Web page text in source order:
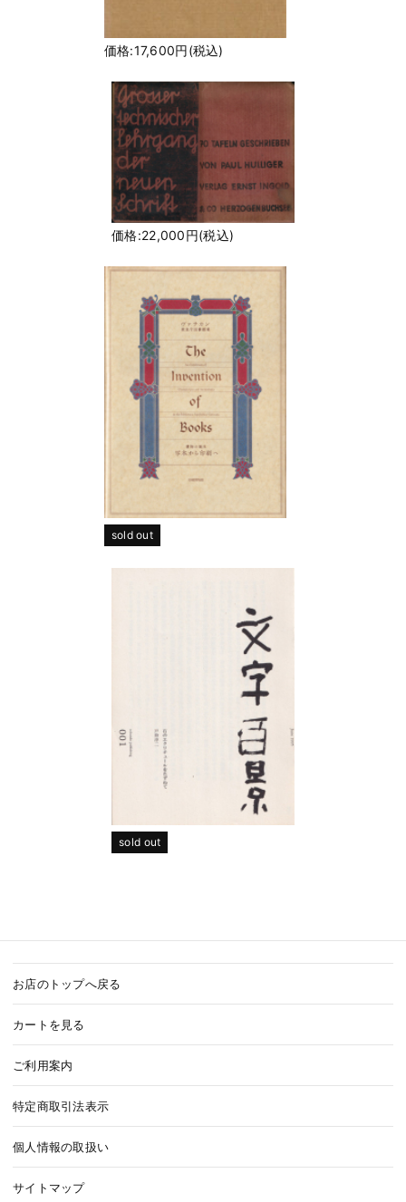
価格:17,600円(税込)
価格:22,000円(税込)
sold out
sold out
お店のトップへ戻る
カートを見る
ご利用案内
特定商取引法表示
個人情報の取扱い
サイトマップ